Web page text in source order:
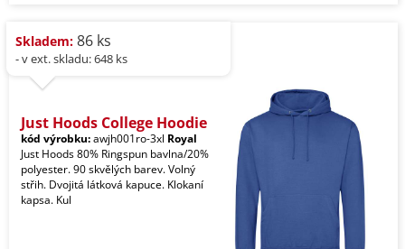
Skladem: 86 ks
- v ext. skladu: 648 ks
Just Hoods College Hoodie
kód výrobku:awjh001ro-3xl Royal
Just Hoods 80% Ringspun bavlna/20%
polyester. 90 skvělých barev. Volný
střih. Dvojitá látková kapuce. Klokaní
kapsa. Kul